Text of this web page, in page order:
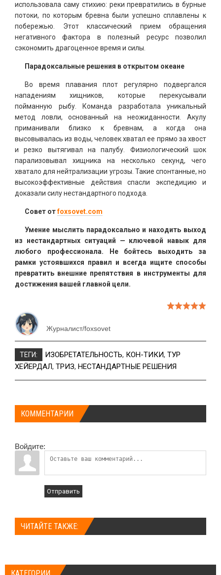
использовала саму стихию: реки превратились в бурные
потоки, по которым бревна были успешно сплавлены к
побережью. Этот классический прием обращения
негативного фактора в полезный ресурс позволил
сэкономить драгоценное время и силы.
Парадоксальные решения в открытом океане
Во время плавания плот регулярно подвергался
нападениям хищников, которые перекусывали
пойманную рыбу. Команда разработала уникальный
метод ловли, основанный на неожиданности. Акулу
приманивали близко к бревнам, а когда она
высовывалась из воды, человек хватал ее прямо за хвост
и резко вытягивал на палубу. Физиологический шок
парализовывал хищника на несколько секунд, чего
хватало для нейтрализации угрозы. Такие спонтанные, но
высокоэффективные действия спасли экспедицию и
доказали силу нестандартного подхода.
Совет отfoxsovet.com
Умение мыслить парадоксально и находить выход
из нестандартных ситуаций — ключевой навык для
любого профессионала. Не бойтесь выходить за
рамки устоявшихся правил и всегда ищите способы
превратить внешние препятствия в инструменты для
достижения вашей главной цели.
Журналист/foxsovet
ТЕГИ: ИЗОБРЕТАТЕЛЬНОСТЬ, КОН-ТИКИ, ТУР
ХЕЙЕРДАЛ, ТРИЗ, НЕСТАНДАРТНЫЕ РЕШЕНИЯ
КОММЕНТАРИИ
Войдите:
Отправить
ЧИТАЙТЕ ТАКЖЕ: